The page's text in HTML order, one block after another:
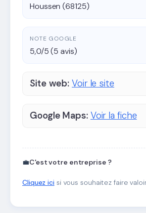
Houssen (68125)
NOTE GOOGLE
5,0/5 (5 avis)
Site web: Voir le site
Google Maps: Voir la fiche
💼C'est votre entreprise ?
Cliquez icisi vous souhaitez faire